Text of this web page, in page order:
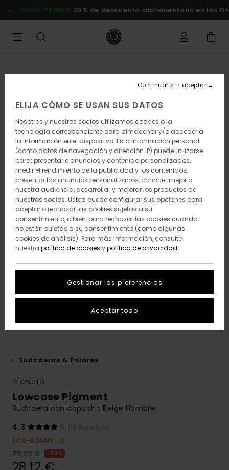
la
DOBLE PROMO 25% de descuento suplementario en las
Sudaderas & Polares
RECYCLED
Lowcase Pigment
Sudadera con capucha Beige Hombre
4.3
(19 Reseñas)
ECO-BONUS
75,00 €
63%
ELIJA CÓMO SE USAN SUS DATOS
Nosotros y nuestros socios utilizamos cookies o la
tecnología correspondiente para almacenar y/o acceder a
la información en el dispositivo. Esta información personal
(como datos de navegación y dirección IP) puede utilizarse
para: presentarle anuncios y contenido personalizados,
medir el rendimiento de la publicidad y los contenidos,
presentar las anuncios personalizados, conocer mejor a
nuestra audiencia, desarrollar y mejorar los productos de
nuestros socios. Usted puede configurar sus opciones para
aceptar o rechazar las cookies sujetas a su
consentimiento, o bien, para rechazar las cookies cuando
no están sujetas a su consentimiento (como algunas
cookies de análisis). Para más información, consulte
nuestra política de cookies ypolítica de privacidad
Gestionar las preferencias
Continuar sin aceptar
Aceptar todo